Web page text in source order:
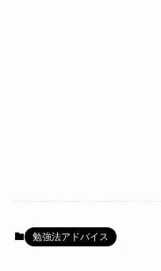
勉強法アドバイス